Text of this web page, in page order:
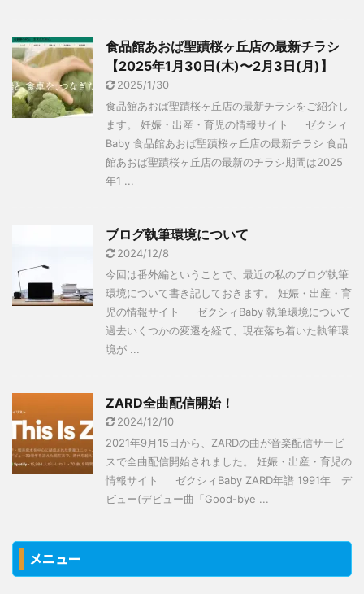
食品館あおば聖蹟桜ヶ丘店の最新チラシ
【2025年1月30日(木)〜2月3日(月)】
2025/1/30
食品館あおば聖蹟桜ヶ丘店の最新チラシをご紹介し
ます。 妊娠・出産・育児の情報サイト ｜ ゼクシィ
Baby 食品館あおば聖蹟桜ヶ丘店の最新チラシ 食品
館あおば聖蹟桜ヶ丘店の最新のチラシ期間は2025
年1 ...
ブログ執筆環境について
2024/12/8
今回は番外編ということで、最近の私のブログ執筆
環境について書き記しておきます。 妊娠・出産・育
児の情報サイト ｜ ゼクシィBaby 執筆環境について
過去いくつかの変遷を経て、現在落ち着いた執筆環
境が ...
ZARD全曲配信開始！
2024/12/10
2021年9月15日から、ZARDの曲が音楽配信サービ
スで全曲配信開始されました。 妊娠・出産・育児の
情報サイト ｜ ゼクシィBaby ZARD年譜 1991年 デ
ビュー(デビュー曲「Good-bye ...
メニュー